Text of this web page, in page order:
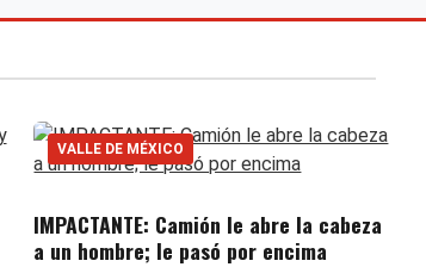
VALLE DE MÉXICO
IMPACTANTE: Camión le abre la cabeza
a un hombre; le pasó por encima